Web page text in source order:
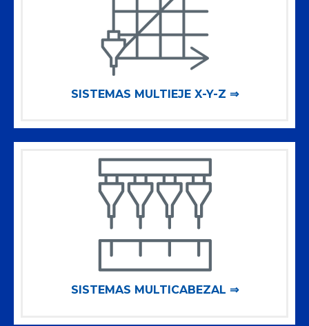
SISTEMAS MULTIEJE X-Y-Z ⇒
SISTEMAS MULTICABEZAL ⇒